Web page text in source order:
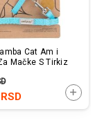
Cat Am i
Mačke S Tirkiz
RSD